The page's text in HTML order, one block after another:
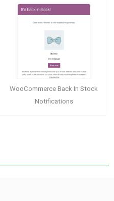
WooCommerce Back In Stock
Notifications